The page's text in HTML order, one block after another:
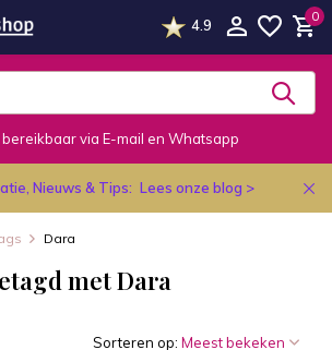
4.9
0
via E-mail en Whatsapp
Nieuws & Tips: Lees onze blog >
Dara
met Dara
Sorteren op: